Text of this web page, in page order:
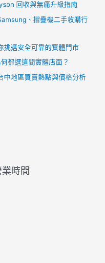
回收與無痛升級指南
、摺疊機二手收購行
挑選安全可靠的實體門市
都選這間實體店面？
中地區買賣熱點與價格分析
時間